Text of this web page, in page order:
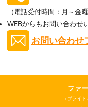
（電話受付時間：月～金
WEBからもお問い合わせ
お問い合わせ
ファ
（ブライ